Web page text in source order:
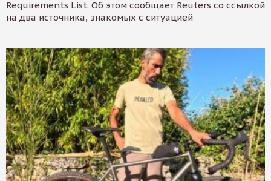
Requirements List. Об этом сообщает Reuters со ссылкой
на два источника, знакомых с ситуацией